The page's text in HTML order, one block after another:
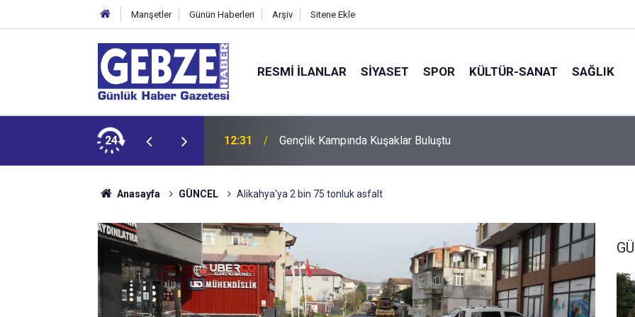
Manşetler Günün Haberleri Arşiv Sitene Ekle
RESMI İLANLAR SİYASET SPOR KÜLTÜR-SANAT SAĞLIK
24 12:31 Gençlik Kampında Kuşaklar Buluştu
Anasayfa GÜNCEL Alikahya'ya 2 bin 75 tonluk asfalt